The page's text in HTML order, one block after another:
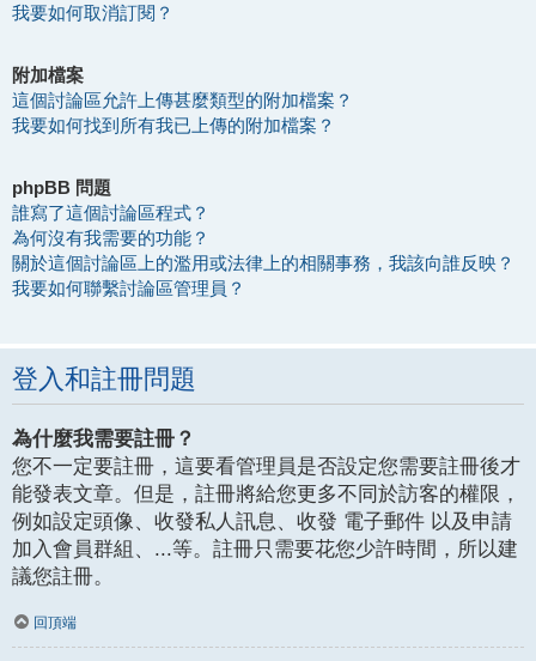
我要如何取消訂閱？
附加檔案
這個討論區允許上傳甚麼類型的附加檔案？
我要如何找到所有我已上傳的附加檔案？
phpBB 問題
誰寫了這個討論區程式？
為何沒有我需要的功能？
關於這個討論區上的濫用或法律上的相關事務，我該向誰反映？
我要如何聯繫討論區管理員？
登入和註冊問題
為什麼我需要註冊？
您不一定要註冊，這要看管理員是否設定您需要註冊後才
能發表文章。但是，註冊將給您更多不同於訪客的權限，
例如設定頭像、收發私人訊息、收發 電子郵件 以及申請
加入會員群組、...等。註冊只需要花您少許時間，所以建
議您註冊。
回頂端